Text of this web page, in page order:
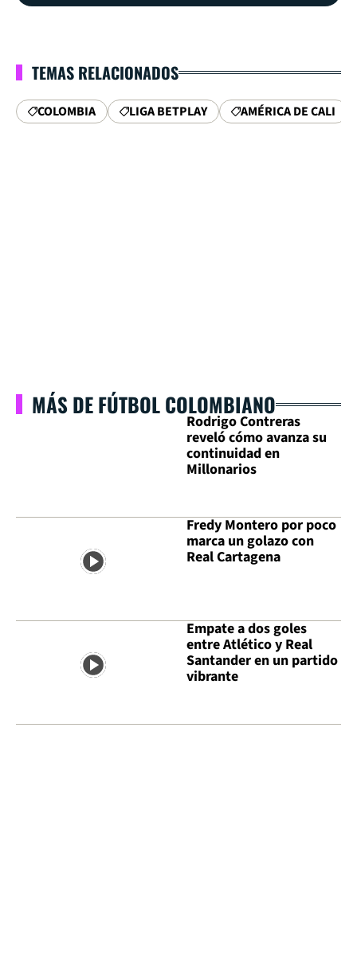
TEMAS RELACIONADOS
COLOMBIA LIGA BETPLAY AMÉRICA DE CALI
MÁS DE FÚTBOL COLOMBIANO
Rodrigo Contreras
reveló cómo avanza su
continuidad en
Millonarios
Fredy Montero por poco
marca un golazo con
Real Cartagena
Empate a dos goles
entre Atlético y Real
Santander en un partido
vibrante